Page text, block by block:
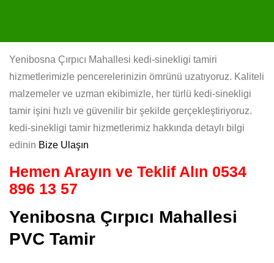
Yenibosna Çırpıcı Mahallesi kedi-sinekligi tamiri
hizmetlerimizle pencerelerinizin ömrünü uzatıyoruz. Kaliteli
malzemeler ve uzman ekibimizle, her türlü kedi-sinekligi
tamir işini hızlı ve güvenilir bir şekilde gerçekleştiriyoruz.
kedi-sinekligi tamir hizmetlerimiz hakkında detaylı bilgi
edinin Bize Ulaşın
Hemen Arayın ve Teklif Alın 0534
896 13 57
Yenibosna Çırpıcı Mahallesi
PVC Tamir